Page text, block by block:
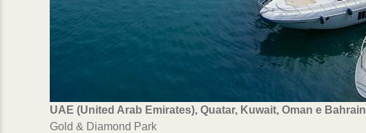
UAE (United Arab Emirates), Quatar, Kuwait, Oman e Bahrain
Gold & Diamond Park